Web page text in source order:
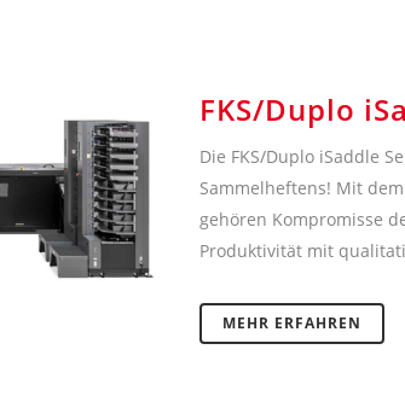
FKS/Duplo
Die FKS/Duplo iSaddle
Sammelheftens! Mit
gehören Kompromisse
Produktivität mit
MEHR ERFAHREN